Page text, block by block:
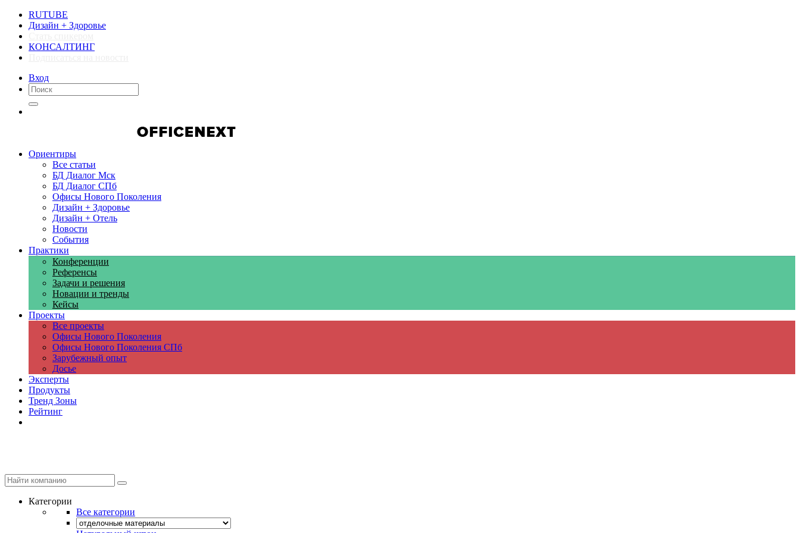
RUTUBE
Дизайн + Здоровье
КОНСАЛТИНГ
Вход
Ориентиры
Все статьи
БД Диалог Мск
БД Диалог СПб
Офисы Нового Поколения
Дизайн + Здоровье
Дизайн + Отель
Новости
События
Практики
Конференции
Референсы
Задачи и решения
Новации и тренды
Кейсы
Проекты
Все проекты
Офисы Нового Поколения
Офисы Нового Поколения СПб
Зарубежный опыт
Досье
Эксперты
Продукты
Тренд Зоны
Рейтинг
Категории
Все категории